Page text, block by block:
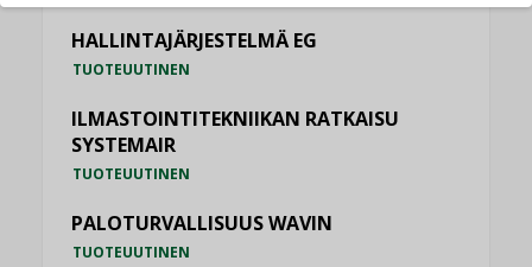
HALLINTAJÄRJESTELMÄ EG
TUOTEUUTINEN
ILMASTOINTITEKNIIKAN RATKAISU
SYSTEMAIR
TUOTEUUTINEN
PALOTURVALLISUUS WAVIN
TUOTEUUTINEN